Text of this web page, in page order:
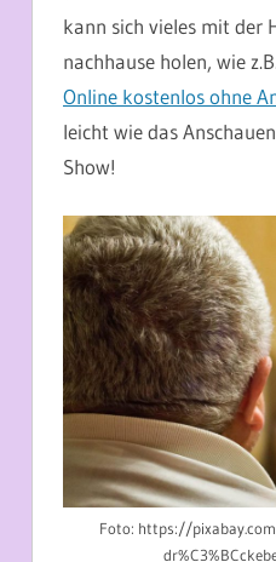
kann sich vieles mit der
nachhause holen, wie
Online kostenlos ohne
leicht wie das
Show!
Foto: https://